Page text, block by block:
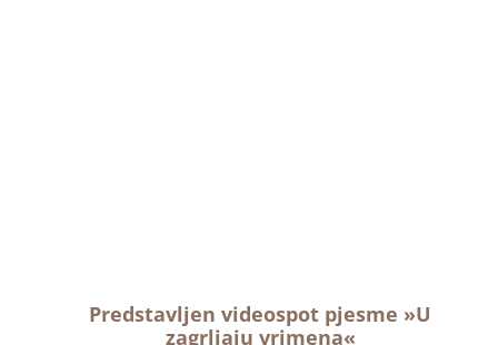
Predstavljen videospot pjesme »U
zagrljaju vrimena«